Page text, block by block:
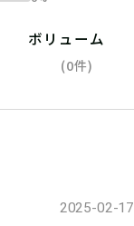
ボリューム
(0件)
2025-02-17